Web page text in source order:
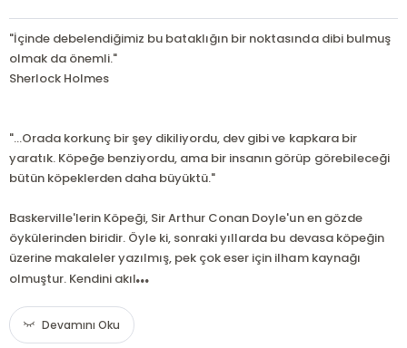
"İçinde debelendiğimiz bu bataklığın bir noktasında dibi bulmuş
olmak da önemli."
Sherlock Holmes
"...Orada korkunç bir şey dikiliyordu, dev gibi ve kapkara bir
yaratık. Köpeğe benziyordu, ama bir insanın görüp görebileceği
bütün köpeklerden daha büyüktü."
Baskerville'lerin Köpeği, Sir Arthur Conan Doyle'un en gözde
öykülerinden biridir. Öyle ki, sonraki yıllarda bu devasa köpeğin
üzerine makaleler yazılmış, pek çok eser için ilham kaynağı
olmuştur. Kendini akıl...
Devamını Oku